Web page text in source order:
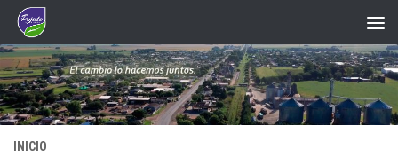
Saltar al contenido
INICIO